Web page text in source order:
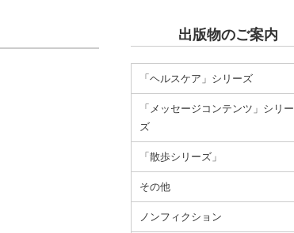
出版物のご案内
「ヘルスケア」シリーズ
「メッセージコンテンツ」シリー
ズ
「散歩シリーズ」
その他
ノンフィクション